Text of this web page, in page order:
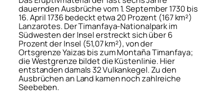
dauernden Ausbrüche vom 1. September 1730 bis
16. April 1736 bedeckt etwa 20 Prozent (167 km²)
Lanzarotes. Der Timanfaya-Nationalpark im
Südwesten der Insel erstreckt sich über 6
Prozent der Insel (51,07 km²), von der
Ortsgrenze Yaizas bis zumMontaña Timanfaya;
die Westgrenze bildet die Küstenlinie. Hier
entstanden damals 32 Vulkankegel. Zu den
Ausbrüchen an Land kamen noch zahlreiche
Seebeben.